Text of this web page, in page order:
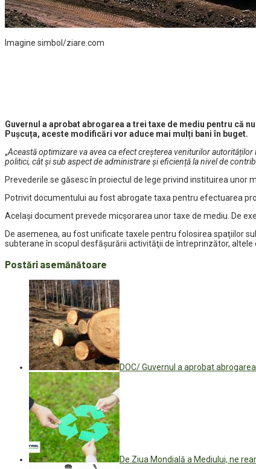
Imagine simbol/ziare.com
Guvernul a aprobat abrogarea a trei taxe de mediu pentru că
Pușcuța, aceste modificări vor aduce mai mulți bani în buget.
„Această optimizare va avea ca efect creșterea veniturilor
politici, cât și sub aspect de administrare și eficiență la nivel de
Prevederile se găsesc în proiectul de lege privind instituirea unor
Potrivit documentului au fost abrogate taxa pentru efectuarea
Același document prevede micșorarea unor taxe de mediu. De
De asemenea, au fost unificate taxele pentru folosirea spaţiilor
subterane în scopul desfăşurării activităţii de întreprinzător,
Postări asemănătoare
DOC/ Guvernul a aprobat
De Ziua Mondială a Mediului, ne